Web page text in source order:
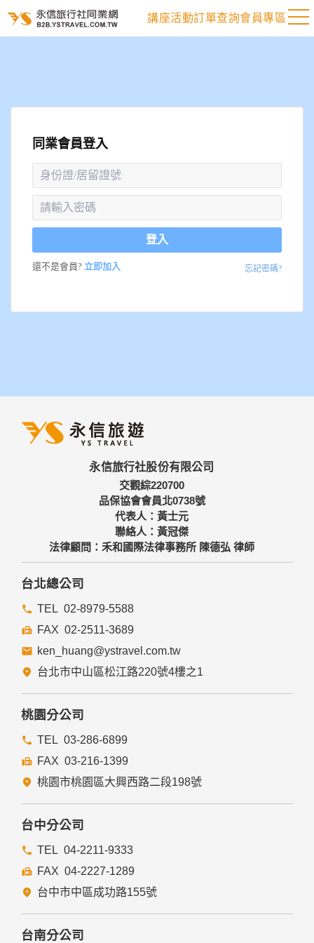
講座活動訂單查詢會員專區
同業會員登入
登入
還不是會員? 立即加入 忘記密碼?
永信旅行社股份有限公司
交觀綜220700
品保協會會員北0738號
代表人：黃士元
聯絡人：黃冠傑
法律顧問：禾和國際法律事務所 陳德弘 律師
台北總公司
02-8979-5588
02-2511-3689
ken_huang@ystravel.com.tw
台北市中山區松江路220號4樓之1
桃園分公司
03-286-6899
03-216-1399
桃園市桃園區大興西路二段198號
台中分公司
04-2211-9333
04-2227-1289
台中市中區成功路155號
台南分公司